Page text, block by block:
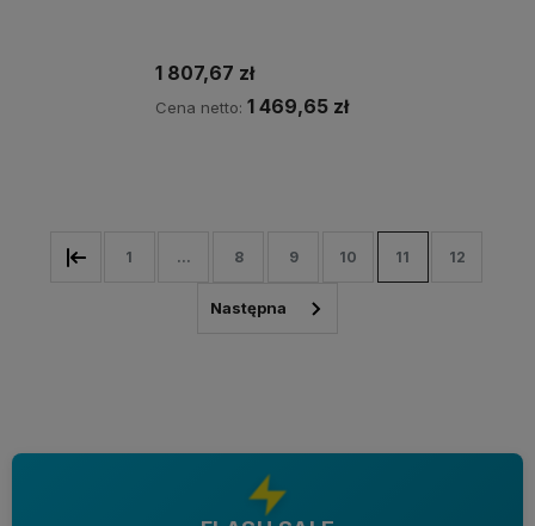
1 807,67 zł
Cena netto: 1 469,65 zł
1 ... 8 9 10 11 12